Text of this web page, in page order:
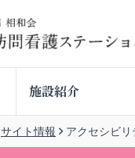
施設紹介
サイト情報 アクセシビ